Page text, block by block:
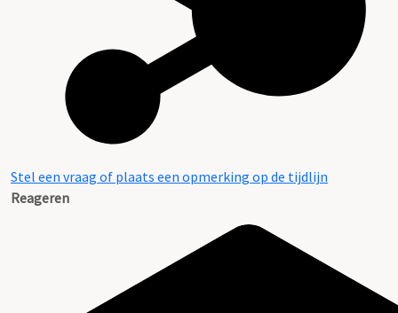
Stel een vraag of plaats een opmerking op de tijdlijn
Reageren